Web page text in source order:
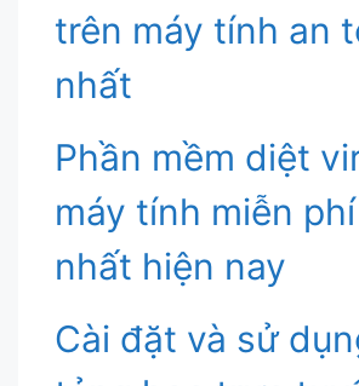
trên máy tính an
nhất
Phần mềm diệt
máy tính miễn
nhất hiện nay
Cài đặt và sử